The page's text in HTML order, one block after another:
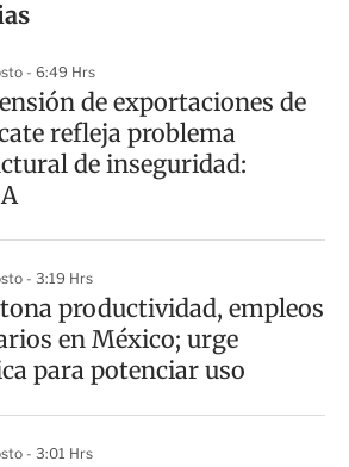
- 6:49 Hrs
de exportaciones de
refleja problema
de inseguridad:
- 3:19 Hrs
productividad, empleos
en México; urge
para potenciar uso
- 3:01 Hrs